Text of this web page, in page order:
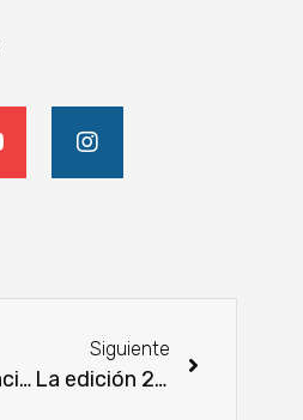
Conveniencia, bienestar y sostenibilidad definirán las decisiones de compra en alimentos y bebidas
Siguiente
La edición 2026 de Agrodinámica marcará una nueva etapa para el sector productivo